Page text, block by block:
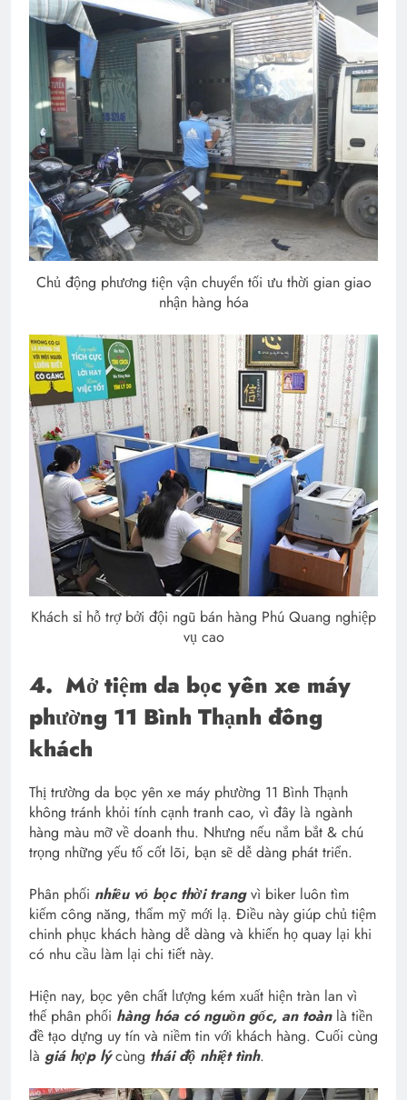
Chủ động phương tiện vận chuyển tối ưu thời gian giao
nhận hàng hóa
Khách sỉ hỗ trợ bởi đội ngũ bán hàng Phú Quang nghiệp
vụ cao
4. Mở tiệm da bọc yên xe máy
phường 11 Bình Thạnh đông
khách
Thị trường da bọc yên xe máy phường 11 Bình Thạnh
không tránh khỏi tính cạnh tranh cao, vì đây là ngành
hàng màu mỡ về doanh thu. Nhưng nếu nắm bắt & chú
trọng những yếu tố cốt lõi, bạn sẽ dễ dàng phát triển.
Phân phối nhiều vỏ bọc thời trangvì biker luôn tìm
kiếm công năng, thẩm mỹ mới lạ. Điều này giúp chủ tiệm
chinh phục khách hàng dễ dàng và khiến họ quay lại khi
có nhu cầu làm lại chi tiết này.
Hiện nay, bọc yên chất lượng kém xuất hiện tràn lan vì
thế phân phối hàng hóa có nguồn gốc, an toànlà tiền
đề tạo dựng uy tín và niềm tin với khách hàng. Cuối cùng
là giá hợp lýcùng thái độ nhiệt tình.